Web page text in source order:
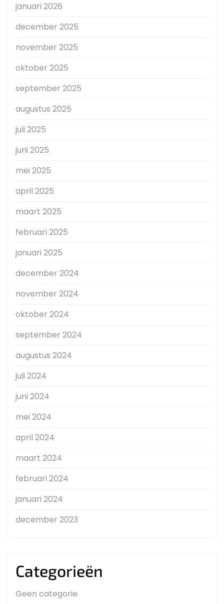
januari 2026
december 2025
november 2025
oktober 2025
september 2025
augustus 2025
juli 2025
juni 2025
mei 2025
april 2025
maart 2025
februari 2025
januari 2025
december 2024
november 2024
oktober 2024
september 2024
augustus 2024
juli 2024
juni 2024
mei 2024
april 2024
maart 2024
februari 2024
januari 2024
december 2023
Categorieën
Geen categorie